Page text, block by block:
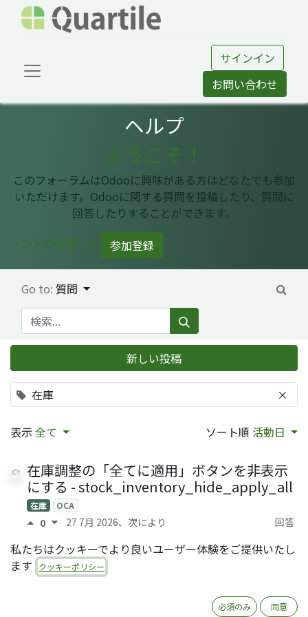
サインイン
お問い合わせ
ヘルプ
ようこそ！
このフォーラムはOdooに興味がある方はどなたでも参加
いただけます。Odooに関する質問を投稿したり、質問に
回答したりすることができます。
イントロを閉じる
参加登録
Go to: 質問
在庫 ×
新しい投稿
表示 全て ソート順 活動日
在庫調整の「全てに適用」ボタンを非表示
にする - stock_inventory_hide_apply_all
在庫 OCA
0 27 7月 2026、次により
回答
OCAモジュール
私たちはクッキーでより良いユーザー体験をご提供いたし
ます
クッキーポリシー
必須のみ 同意